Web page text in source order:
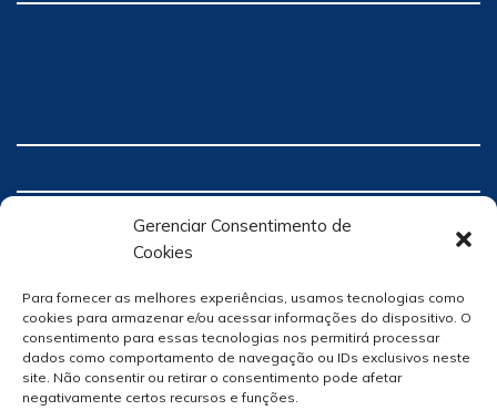
Gerenciar Consentimento de
Cookies
Para fornecer as melhores experiências, usamos tecnologias como
cookies para armazenar e/ou acessar informações do dispositivo. O
consentimento para essas tecnologias nos permitirá processar
dados como comportamento de navegação ou IDs exclusivos neste
site. Não consentir ou retirar o consentimento pode afetar
negativamente certos recursos e funções.